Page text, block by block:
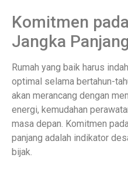
Komitmen
Jangka Panjang
Rumah yang baik harus
optimal selama bertahun-
akan merancang dengan
energi, kemudahan
masa depan. Komitmen
panjang adalah indikator
bijak.